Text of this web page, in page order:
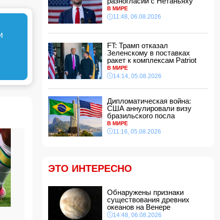
Азербайджана в Азовском и Чёрном морях
12:40, 06.08.2026
направляющимся на пляжи в ветреную
погоду
12:34, 06.08.2026
В Баку в офисе обнаружено тело маклера
12:28, 06.08.2026
Adidas извинился за обилие розовых бутс на
ЧМ-2026, назвав это совпадением
12:12, 06.08.2026
Стали известны подробности массовой драки
в Гяндже- ФОТО
12:00, 06.08.2026
смертельное ДТП: есть погибший и
пострадавший
11:40, 06.08.2026
Кем был погибший при падении в шахту
В МИРЕ
11:48, 06.08.2026
FT: Трамп отказал
Зеленскому в поставках
ракет к комплексам Patriot
В МИРЕ
14:14, 05.08.2026
Дипломатическая война:
США аннулировали визу
бразильского посла
В МИРЕ
11:16, 05.08.2026
ЭТО ИНТЕРЕСНО
Обнаружены признаки
существования древних
океанов на Венере
14:48, 06.08.2026